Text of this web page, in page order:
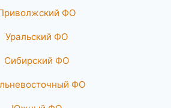
ФО
Уральский ФО
Сибирский ФО
ФО